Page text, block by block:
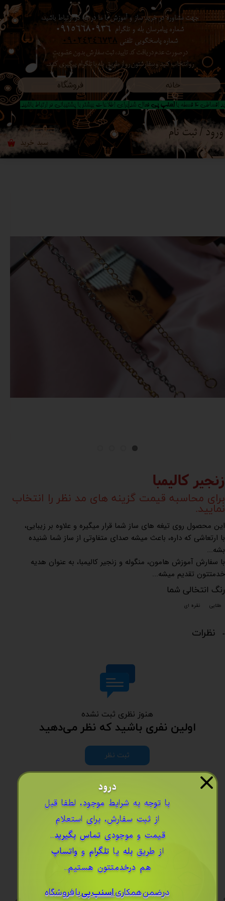
خانه فروشگاه
جهت مشاوره در خرید ساز و آموزش با ما در بله در ارتباط باشید،
شماره پیامرسان بله و تلگرام 09156680936
شماره پاسخگویی تلفنی 09024346738
در صورت عدم دریافت کد تایید ، ثبت سفارش بدون عضویت
رو انتخاب کنید ​​​​​​​ و سفارشتون رو از طریق بله یا تلگرام پیگیری کنید.
۰ سبد خرید
ورود / ثبت نام
حساب کاربری من
تغییر گذر واژه
سفارشات
خروج از حساب کاربری
اقساطی 4 قسطه با اسنپ پی فعال شد|برای اطلاعات بیشتر با پشتیبانی در ارتباط باشید..
زنجیر کالیمبا
برای محاسبه قیمت گزینه های مد نظر را انتخاب
نمایید.
این محصول روی تیغه های ساز شما قرار میگیره و علاوه بر زیبایی،
با ارتعاشی که داره، باعث میشه صدای متفاوتی از ساز شما شنیده
بشه...
با سفارش آموزش هامون، منگوله و زنجیر کالیمبا، به عنوان هدیه
خدمتتون تقدیم میشه...
رنگ انتخالی شما
طلایی نقره ای
نظرات
هنوز نظری ثبت نشده
اولین نفری باشید که نظر می‌دهید
ثبت نظر
درود
​با توجه به شرایط موجود، لطفا قبل
از ثبت سفارش، برای استعلام
قیمت و موجودی تماس بگیرید..
از طریق بله یا تلگرام و واتساپ
هم درخدمتتون هستیم..
درضمن ​همکاریاسنپ پیبا فروشگاه